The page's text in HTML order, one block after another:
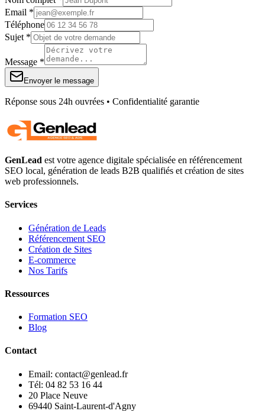
Email *
Téléphone
Sujet *
Message *
Envoyer le message
Réponse sous 24h ouvrées • Confidentialité garantie
GenLead est votre agence digitale spécialisée en référencement
SEO local, génération de leads B2B qualifiés et création de sites
web professionnels.
Services
Génération de Leads
Référencement SEO
Création de Sites
E-commerce
Nos Tarifs
Ressources
Formation SEO
Blog
Contact
Email: contact@genlead.fr
Tél: 04 82 53 16 44
20 Place Neuve
69440 Saint-Laurent-d'Agny